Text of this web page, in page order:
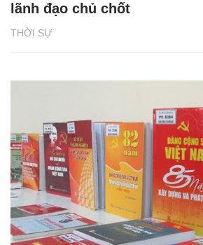
THỜI SỰ
lãnh đạo chủ chốt